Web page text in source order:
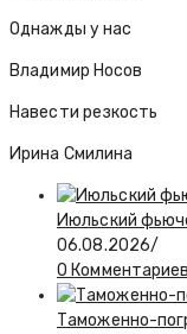
Однажды у нас
Владимир Носов
Навести резкость
Ирина Смилина
Июльский
06.08.2026/
0 Комментариев
Таможенно-